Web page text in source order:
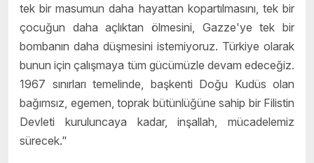
tek bir masumun daha hayattan kopartılmasını, tek bir
çocuğun daha açlıktan ölmesini, Gazze'ye tek bir
bombanın daha düşmesini istemiyoruz. Türkiye olarak
bunun için çalışmaya tüm gücümüzle devam edeceğiz.
1967 sınırları temelinde, başkenti Doğu Kudüs olan
bağımsız, egemen, toprak bütünlüğüne sahip bir Filistin
Devleti kuruluncaya kadar, inşallah, mücadelemiz
sürecek."